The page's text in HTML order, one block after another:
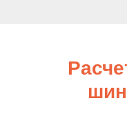
дороге!